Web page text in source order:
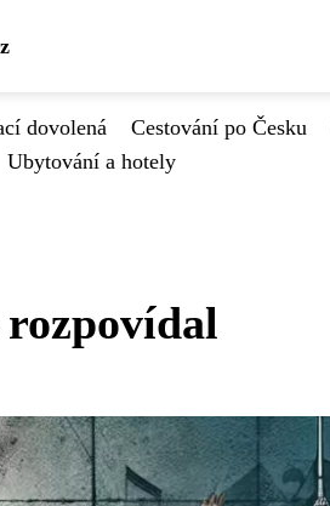
dovolená Cestování po Česku
Ubytování a hotely